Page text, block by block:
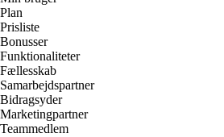
Plan
Prisliste
Bonusser
Funktionaliteter
Fællesskab
Samarbejdspartner
Bidragsyder
Marketingpartner
Teammedlem